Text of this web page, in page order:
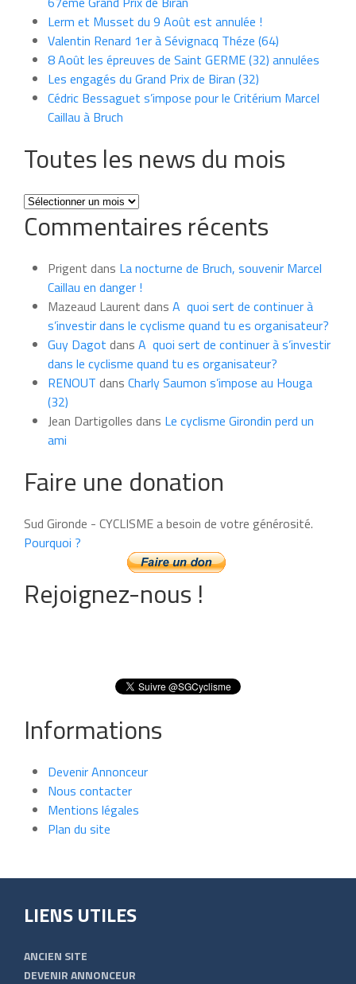
Lerm et Musset du 9 Août est annulée !
Valentin Renard 1er à Sévignacq Théze (64)
8 Août les épreuves de Saint GERME (32) annulées
Les engagés du Grand Prix de Biran (32)
Cédric Bessaguet s’impose pour le Critérium Marcel
Caillau à Bruch
Toutes les news du mois
Toutes
les
news
mois
Commentaires récents
Prigent dans La nocturne de Bruch, souvenir Marcel
Caillau en danger !
Mazeaud Laurent dans A quoi sert de continuer à
s’investir dans le cyclisme quand tu es organisateur?
Guy Dagot dans A quoi sert de continuer à s’investir
dans le cyclisme quand tu es organisateur?
RENOUT dans Charly Saumon s’impose au Houga
(32)
Jean Dartigolles dans Le cyclisme Girondin perd un
ami
Faire une donation
Sud Gironde - CYCLISME a besoin de votre générosité.
Pourquoi ?
Rejoignez-nous !
Informations
Devenir Annonceur
Nous contacter
Mentions légales
Plan du site
LIENS UTILES
ANCIEN SITE
DEVENIR ANNONCEUR